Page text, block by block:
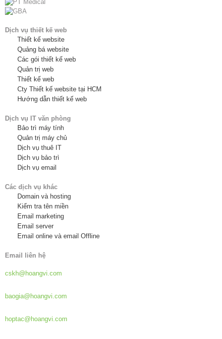
Dịch vụ thiết kế web
Thiết kế website
Quảng bá website
Các gói thiết kế web
Quản trị web
Thiết kế web
Cty Thiết kế website tại HCM
Hướng dẫn thiết kế web
Dịch vụ IT văn phòng
Bảo trì máy tính
Quản trị máy chủ
Dịch vụ thuê IT
Dịch vụ bảo trì
Dịch vụ email
Các dịch vụ khác
Domain và hosting
Kiểm tra tên miền
Email marketing
Email server
Email online và email Offline
Email liên hệ
cskh@hoangvi.com
baogia@hoangvi.com
hoptac@hoangvi.com